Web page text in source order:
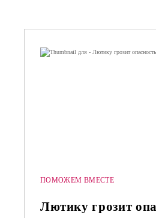
ПОМОЖЕМ ВМЕСТЕ
Лютику грозит